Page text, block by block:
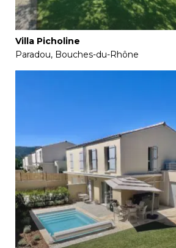
Villa Picholine
Paradou, Bouches-du-Rhône